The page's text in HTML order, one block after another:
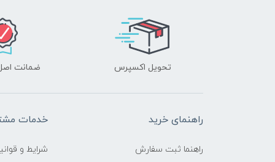
تحویل اکسپرس ضمانت
راهنمای خرید
راهنما ثبت سفارش
خدمات
شرایط و